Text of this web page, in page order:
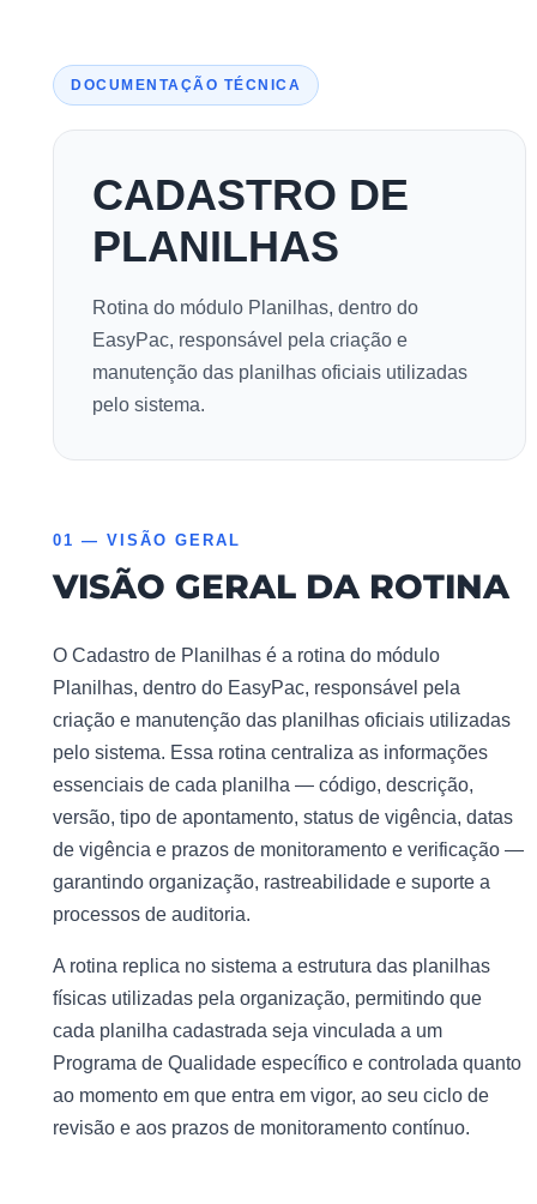
DOCUMENTAÇÃO TÉCNICA
CADASTRO DE
PLANILHAS
Rotina do módulo Planilhas, dentro do
EasyPac, responsável pela criação e
manutenção das planilhas oficiais utilizadas
pelo sistema.
01 — VISÃO GERAL
VISÃO GERAL DA ROTINA
O Cadastro de Planilhas é a rotina do módulo
Planilhas, dentro do EasyPac, responsável pela
criação e manutenção das planilhas oficiais utilizadas
pelo sistema. Essa rotina centraliza as informações
essenciais de cada planilha — código, descrição,
versão, tipo de apontamento, status de vigência, datas
de vigência e prazos de monitoramento e verificação —
garantindo organização, rastreabilidade e suporte a
processos de auditoria.
A rotina replica no sistema a estrutura das planilhas
físicas utilizadas pela organização, permitindo que
cada planilha cadastrada seja vinculada a um
Programa de Qualidade específico e controlada quanto
ao momento em que entra em vigor, ao seu ciclo de
revisão e aos prazos de monitoramento contínuo.